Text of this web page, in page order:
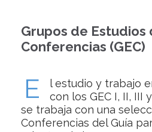
Grupos de Estudios
Conferencias (GEC)
E
l estudio y trabajo
con los GEC I, II, III
se trabaja con una
Conferencias del Guía